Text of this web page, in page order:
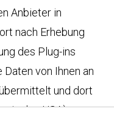
Anbieter in
nach Erhebung
des Plug-ins
von Ihnen an
und dort
in den USA)